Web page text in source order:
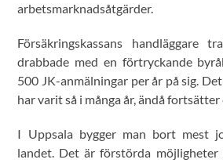
arbetsmarknadsåtgärder.
Försäkringskassans handläggare
drabbade med en förtryckande
500 JK-anmälningar per år på sig.
har varit så i många år, ändå fortsätter
I Uppsala bygger man bort mest
landet. Det är förstörda